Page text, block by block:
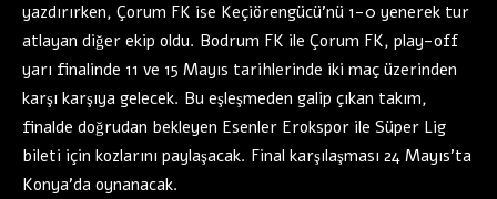
yazdırırken, Çorum FK ise Keçiörengücü’nü 1-0 yenerek tur
atlayan diğer ekip oldu. Bodrum FK ile Çorum FK, play-off
yarı finalinde 11 ve 15 Mayıs tarihlerinde iki maç üzerinden
karşı karşıya gelecek. Bu eşleşmeden galip çıkan takım,
finalde doğrudan bekleyen Esenler Erokspor ile Süper Lig
bileti için kozlarını paylaşacak. Final karşılaşması 24 Mayıs’ta
Konya’da oynanacak.